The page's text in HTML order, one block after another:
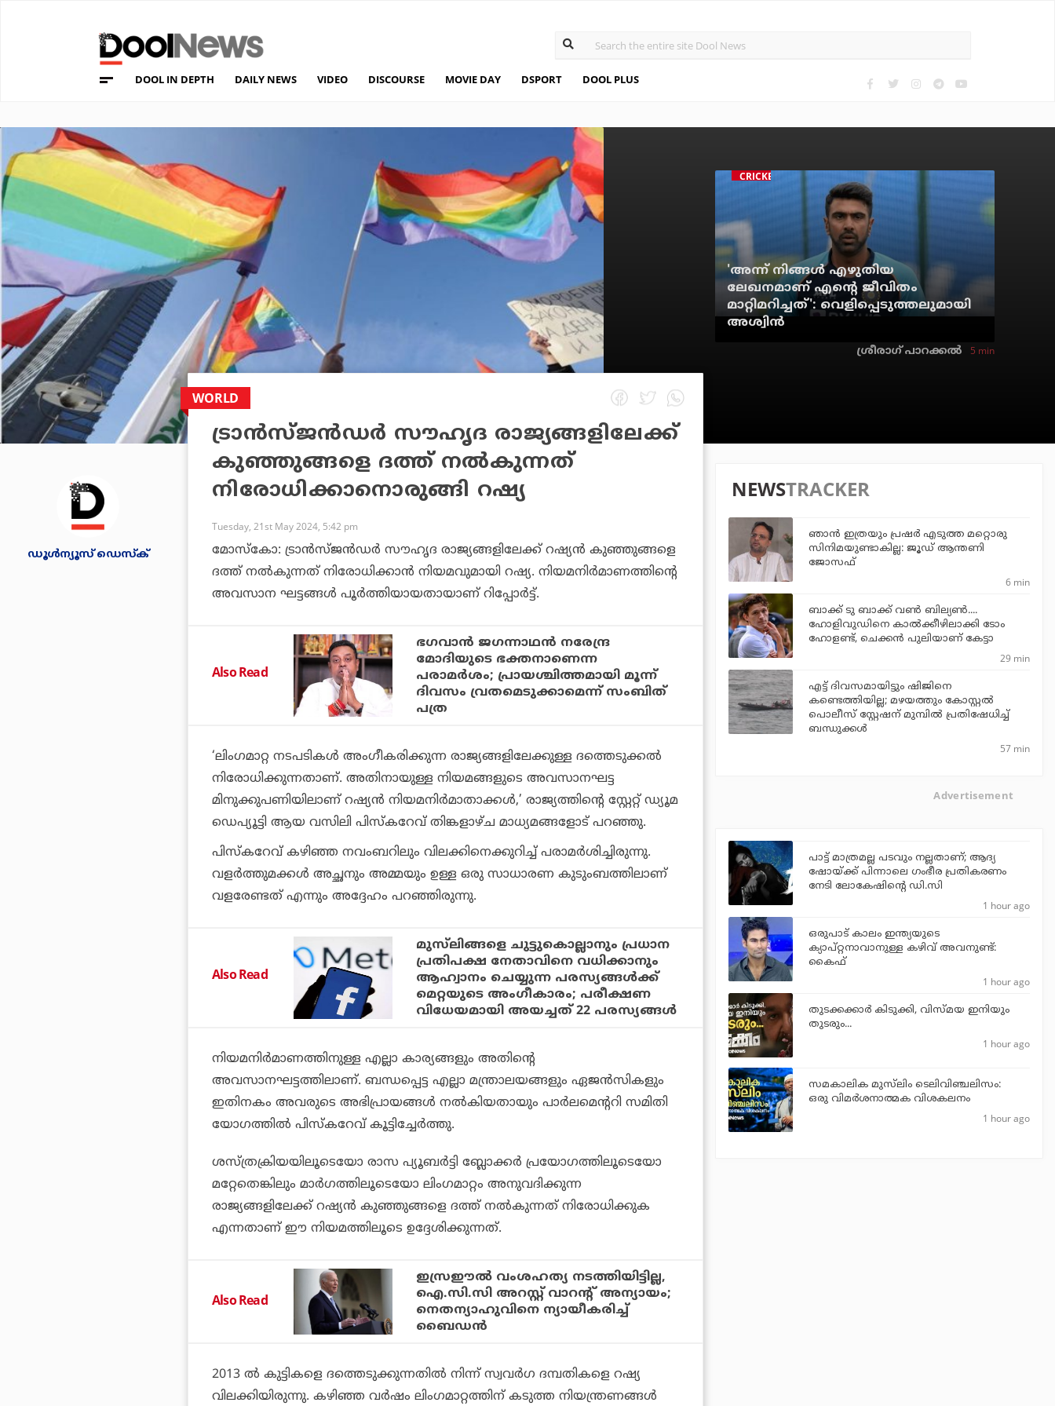
DOOL IN DEPTH DAILY NEWS VIDEO DISCOURSE MOVIE DAY DSPORT DOOL PLUS
CRICKET
'അന്ന് നിങ്ങള്‍ എഴുതിയ
ലേഖനമാണ് എന്റെ ജീവിതം
മാറ്റിമറിച്ചത്': വെളിപ്പെടുത്തലുമായി
അശ്വിന്‍
ശ്രീരാഗ് പാറക്കല്‍ 5 min
ഡൂള്‍ന്യൂസ് ഡെസ്‌ക്
WORLD
ട്രാൻസ്ജൻഡർ സൗഹൃദ രാജ്യങ്ങളിലേക്ക്
കുഞ്ഞുങ്ങളെ ദത്ത് നൽകുന്നത്
നിരോധിക്കാനൊരുങ്ങി റഷ്യ
Tuesday, 21st May 2024, 5:42 pm
മോസ്കോ: ട്രാൻസ്ജൻഡർ സൗഹൃദ രാജ്യങ്ങളിലേക്ക് റഷ്യൻ കുഞ്ഞുങ്ങളെ
ദത്ത് നൽകുന്നത് നിരോധിക്കാൻ നിയമവുമായി റഷ്യ. നിയമനിർമാണത്തിന്റെ
അവസാന ഘട്ടങ്ങൾ പൂർത്തിയായതായാണ് റിപ്പോർട്ട്.
Also Read
ഭഗവാന്‍ ജഗന്നാഥന്‍ നരേന്ദ്ര
മോദിയുടെ ഭക്തനാണെന്ന
പരാമര്‍ശം; പ്രായശ്ചിത്തമായി മൂന്ന്
ദിവസം വ്രതമെടുക്കാമെന്ന് സംബിത്
പത്ര
‘ലിംഗമാറ്റ നടപടികൾ അംഗീകരിക്കുന്ന രാജ്യങ്ങളിലേക്കുള്ള ദത്തെടുക്കൽ
നിരോധിക്കുന്നതാണ്. അതിനായുള്ള നിയമങ്ങളുടെ അവസാനഘട്ട
മിനുക്കുപണിയിലാണ് റഷ്യൻ നിയമനിർമാതാക്കൾ,’ രാജ്യത്തിന്റെ സ്റ്റേറ്റ് ഡ്യൂമ
ഡെപ്യൂട്ടി ആയ വസിലി പിസ്‌കറേവ് തിങ്കളാഴ്ച മാധ്യമങ്ങളോട് പറഞ്ഞു.
പിസ്‌കറേവ് കഴിഞ്ഞ നവംബറിലും വിലക്കിനെക്കുറിച്ച് പരാമർശിച്ചിരുന്നു.
വളർത്തുമക്കൾ അച്ഛനും അമ്മയും ഉള്ള ഒരു സാധാരണ കുടുംബത്തിലാണ്
വളരേണ്ടത് എന്നും അദ്ദേഹം പറഞ്ഞിരുന്നു.
Also Read
മുസ്‌ലിങ്ങളെ ചുട്ടുകൊല്ലാനും പ്രധാന
പ്രതിപക്ഷ നേതാവിനെ വധിക്കാനും
ആഹ്വാനം ചെയ്യുന്ന പരസ്യങ്ങള്‍ക്ക്
മെറ്റയുടെ അംഗീകാരം; പരീക്ഷണ
വിധേയമായി അയച്ചത് 22 പരസ്യങ്ങള്‍
നിയമനിർമാണത്തിനുള്ള എല്ലാ കാര്യങ്ങളും അതിന്റെ
അവസാനഘട്ടത്തിലാണ്. ബന്ധപ്പെട്ട എല്ലാ മന്ത്രാലയങ്ങളും ഏജൻസികളും
ഇതിനകം അവരുടെ അഭിപ്രായങ്ങൾ നൽകിയതായും പാർലമെന്ററി സമിതി
യോഗത്തിൽ പിസ്‌കറേവ് കൂട്ടിച്ചേർത്തു.
ശസ്ത്രക്രിയയിലൂടെയോ രാസ പ്യൂബർട്ടി ബ്ലോക്കർ പ്രയോഗത്തിലൂടെയോ
മറ്റേതെങ്കിലും മാർഗത്തിലൂടെയോ ലിംഗമാറ്റം അനുവദിക്കുന്ന
രാജ്യങ്ങളിലേക്ക് റഷ്യൻ കുഞ്ഞുങ്ങളെ ദത്ത് നൽകുന്നത് നിരോധിക്കുക
എന്നതാണ് ഈ നിയമത്തിലൂടെ ഉദ്ദേശിക്കുന്നത്.
Also Read
ഇസ്രഈൽ വംശഹത്യ നടത്തിയിട്ടില്ല,
ഐ.സി.സി അറസ്റ്റ് വാറന്റ് അന്യായം;
നെതന്യാഹുവിനെ ന്യായീകരിച്ച്
ബൈഡൻ
2013 ൽ കുട്ടികളെ ദത്തെടുക്കുന്നതിൽ നിന്ന് സ്വവർഗ ദമ്പതികളെ റഷ്യ
വിലക്കിയിരുന്നു. കഴിഞ്ഞ വർഷം ലിംഗമാറ്റത്തിന് കടുത്ത നിയന്ത്രണങ്ങൾ
NEWSTRACKER
ഞാന്‍ ഇത്രയും പ്രഷര്‍ എടുത്ത മറ്റൊരു
സിനിമയുണ്ടാകില്ല: ജൂഡ് ആന്തണി
ജോസഫ്
6 min
ബാക്ക് ടു ബാക്ക് വണ്‍ ബില്യണ്‍....
ഹോളിവുഡിനെ കാല്‍ക്കീഴിലാക്കി ടോം
ഹോളണ്ട്, ചെക്കന്‍ പുലിയാണ് കേട്ടാ
29 min
എട്ട് ദിവസമായിട്ടും ഷിജിനെ
കണ്ടെത്തിയില്ല; മഴയത്തും കോസ്റ്റല്‍
പൊലീസ് സ്റ്റേഷന് മുമ്പില്‍ പ്രതിഷേധിച്ച്
ബന്ധുക്കള്‍
57 min
Advertisement
പാട്ട് മാത്രമല്ല പടവും നല്ലതാണ്; ആദ്യ
ഷോയ്ക്ക് പിന്നാലെ ഗംഭീര പ്രതികരണം
നേടി ലോകേഷിന്റെ ഡി.സി
1 hour ago
ഒരുപാട് കാലം ഇന്ത്യയുടെ
ക്യാപ്റ്റനാവാനുള്ള കഴിവ് അവനുണ്ട്:
കൈഫ്
1 hour ago
തുടക്കക്കാര്‍ കിടുക്കി, വിസ്മയ ഇനിയും
തുടരും...
1 hour ago
സമകാലിക മുസ്‌ലിം ടെലിവിഞ്ചലിസം:
ഒരു വിമര്‍ശനാത്മക വിശകലനം
1 hour ago